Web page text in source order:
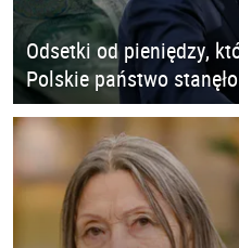
Odsetki od pieniędzy,
Polskie państwo